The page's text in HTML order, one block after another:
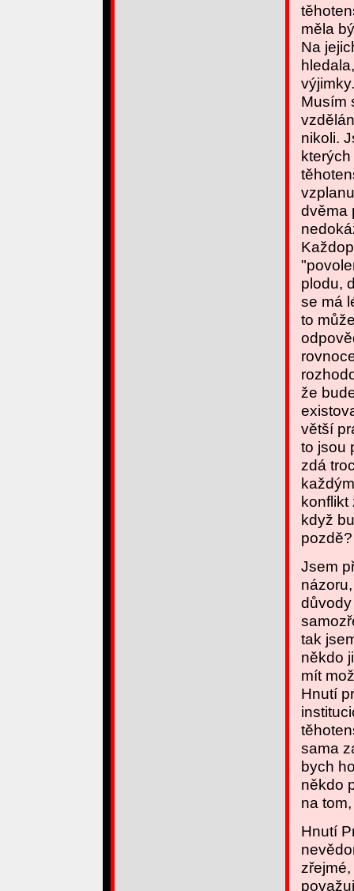
měla
Na
Musím
nikoli.
dvěma
plodu,
se má
to
že
větší
to jsou
zdá
konflikt
když
pozdě?
Jsem
tak
někdo
mít
Hnutí
sama
bych
někdo
na
Hnutí